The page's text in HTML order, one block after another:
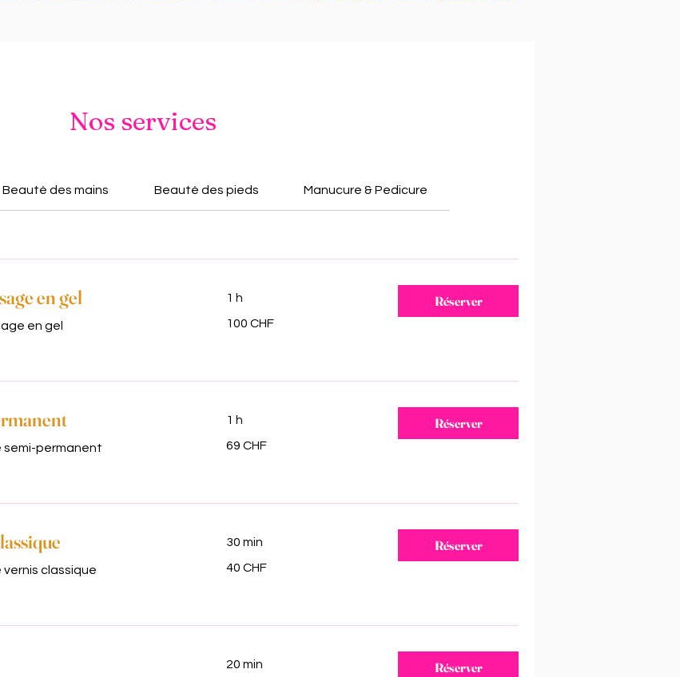
Nos services
Beauté des mains Beauté des pieds Manucure & Pedicure
en gel
en gel
1 h
francs
100 CHF
Réserver
semi-permanent
1 h
francs
69 CHF
Réserver
classique
30 min
francs
40 CHF
Réserver
20 min Réserver